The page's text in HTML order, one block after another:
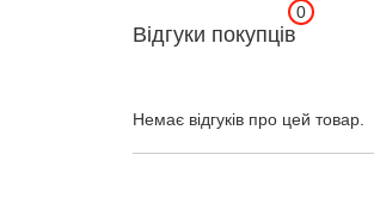
Відгуки покупців
0
Немає відгуків про цей товар.